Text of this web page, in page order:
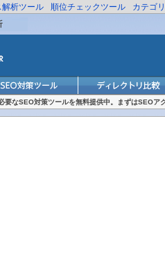
析ツール 順位チェックツール カテゴ
なSEO対策ツールを無料提供中。まずはSEOア